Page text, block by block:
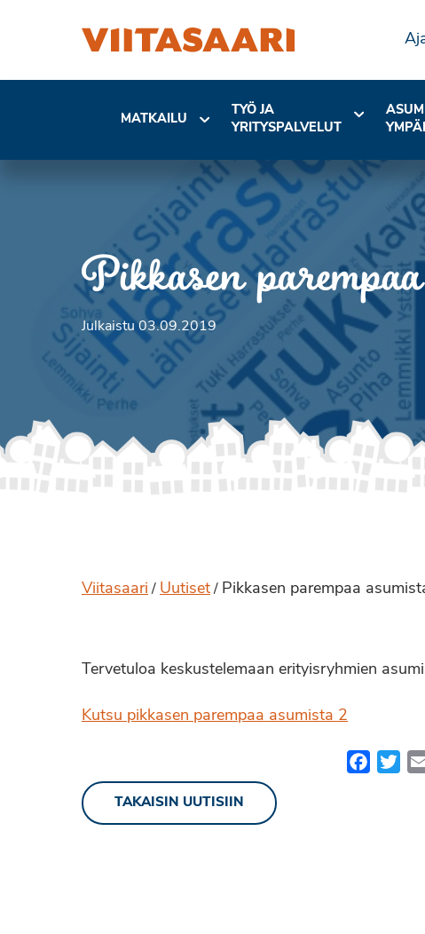
MATKAILU
TYÖ JA
YRITYSPALVELUT
Pikkasen
Julkaistu 03.09.2019
Viitasaari / Uutiset / Pikkasen parempaa
Tervetuloa keskustelemaan erityisryhmien
Kutsu pikkasen parempaa asumista 2
TAKAISIN UUTISIIN